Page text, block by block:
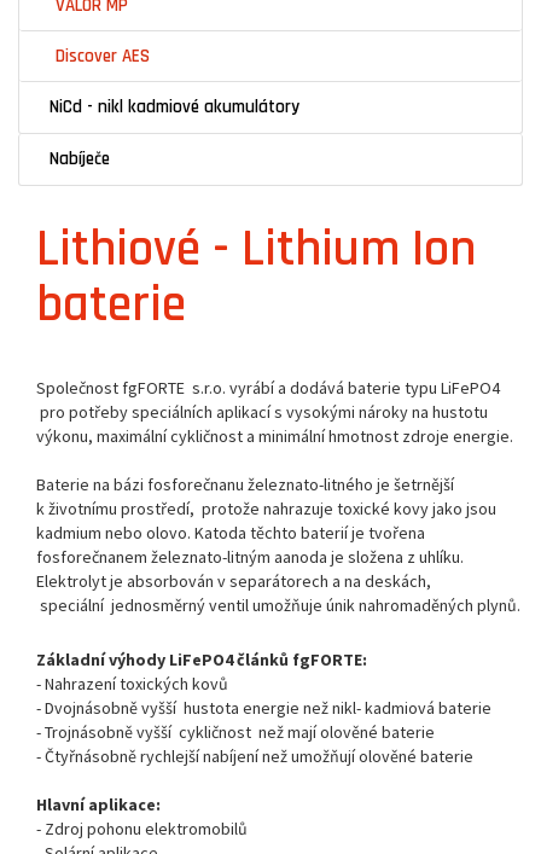
VALOR MP
Discover AES
NiCd - nikl kadmiové akumulátory
Nabíječe
Lithiové - Lithium Ion
baterie
Společnost fgFORTE s.r.o. vyrábí a dodává baterie typu LiFePO4
pro potřeby speciálních aplikací s vysokými nároky na hustotu
výkonu, maximální cykličnost a minimální hmotnost zdroje energie.
Baterie na bázi fosforečnanu železnato-litného je šetrnější
k životnímu prostředí, protože nahrazuje toxické kovy jako jsou
kadmium nebo olovo. Katoda těchto baterií je tvořena
fosforečnanem železnato-litným aanoda je složena z uhlíku.
Elektrolyt je absorbován v separátorech a na deskách,
speciální jednosměrný ventil umožňuje únik nahromaděných plynů.
Základní výhody LiFePO4 článků fgFORTE:
- Nahrazení toxických kovů
- Dvojnásobně vyšší hustota energie než nikl- kadmiová baterie
- Trojnásobně vyšší cykličnost než mají olověné baterie
- Čtyřnásobně rychlejší nabíjení než umožňují olověné baterie
Hlavní aplikace:
- Zdroj pohonu elektromobilů